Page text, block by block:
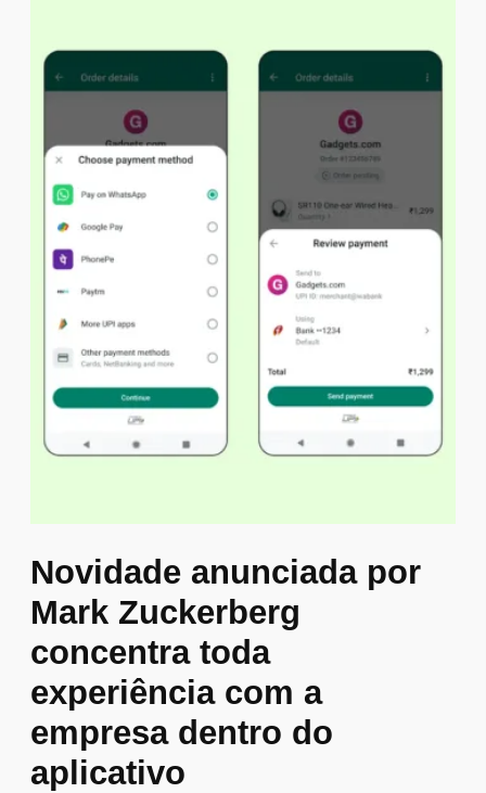
Novidade anunciada por
Mark Zuckerberg
concentra toda
experiência com a
empresa dentro do
aplicativo